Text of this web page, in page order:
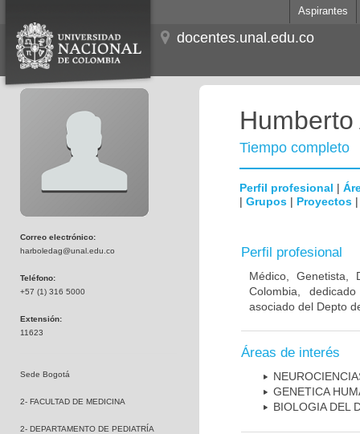
Aspirantes
docentes.unal.edu.co
Correo electrónico:
harboledag@unal.edu.co
Teléfono:
+57 (1) 316 5000
Extensión:
11623
Sede Bogotá
2- FACULTAD DE MEDICINA
2- DEPARTAMENTO DE PEDIATRÍA
Tiempo completo
Perfil profesional |
| Grupos | Proyectos
Perfil profesional
Médico, Genetista,
Colombia,
asociado del Depto
Áreas de interés
GENETICA
BIOLOGIA DEL